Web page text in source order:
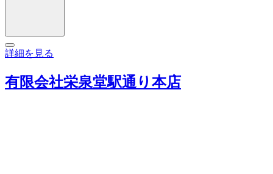
詳細を見る
有限会社栄泉堂駅通り本店